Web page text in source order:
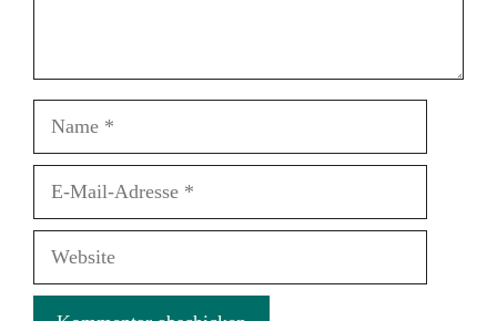
Name
Website